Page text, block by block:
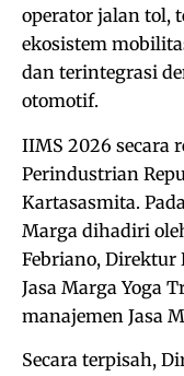
operator jalan tol,
ekosistem
dan terintegrasi
otomotif.
IIMS 2026 secara
Perindustrian
Kartasasmita.
Marga dihadiri
Febriano, Direktur
Jasa Marga Yoga
manajemen Jasa
Secara terpisah,